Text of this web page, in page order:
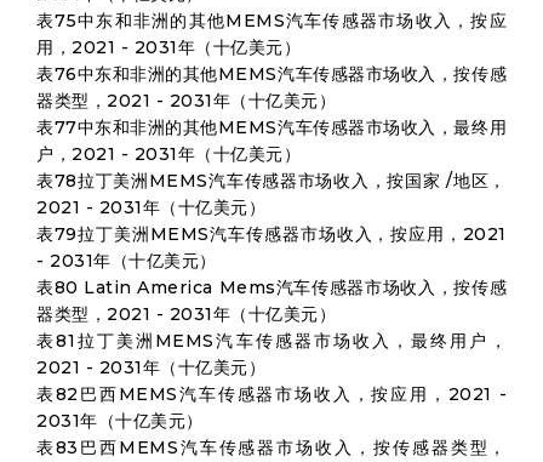
表75中东和非洲的其他MEMS汽车传感器市场收入，按应
用，2021 - 2031年（十亿美元）
表76中东和非洲的其他MEMS汽车传感器市场收入，按传感
器类型，2021 - 2031年（十亿美元）
表77中东和非洲的其他MEMS汽车传感器市场收入，最终用
户，2021 - 2031年（十亿美元）
表78拉丁美洲MEMS汽车传感器市场收入，按国家 /地区，
2021 - 2031年（十亿美元）
表79拉丁美洲MEMS汽车传感器市场收入，按应用，2021
- 2031年（十亿美元）
表80 Latin America Mems汽车传感器市场收入，按传感
器类型，2021 - 2031年（十亿美元）
表81拉丁美洲MEMS汽车传感器市场收入，最终用户，
2021 - 2031年（十亿美元）
表82巴西MEMS汽车传感器市场收入，按应用，2021 -
2031年（十亿美元）
表83巴西MEMS汽车传感器市场收入，按传感器类型，